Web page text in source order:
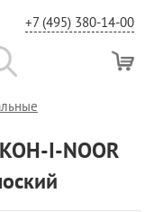
+7 (495) 380-14-00
I-NOOR